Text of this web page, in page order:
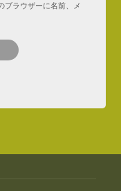
ブラウザーに名前、メ